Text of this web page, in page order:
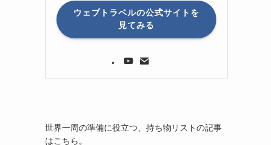
ウェブトラベルの公式サイトを
見てみる
世界一周の準備に役立つ、持ち物リストの記事
はこちら。